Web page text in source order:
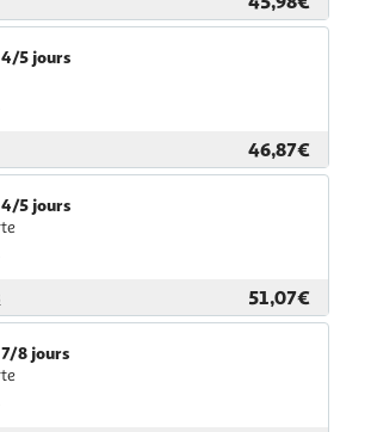
5 jours
46,87€
4/5 jours
51,07€
8 jours